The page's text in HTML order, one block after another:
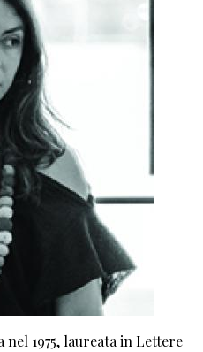
nel 1975, laureata in Lettere